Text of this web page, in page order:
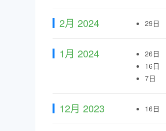
2月 2024 29日
1月 2024 26日
16日
7日
12月 2023 16日